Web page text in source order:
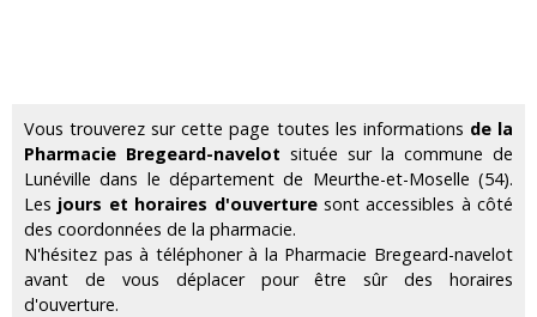
Vous trouverez sur cette page toutes les informations de la
Pharmacie Bregeard-navelot située sur la commune de
Lunéville dans le département de Meurthe-et-Moselle (54).
Les jours et horaires d'ouverturesont accessibles à côté
des coordonnées de la pharmacie.
N'hésitez pas à téléphoner à la Pharmacie Bregeard-navelot
avant de vous déplacer pour être sûr des horaires
d'ouverture.